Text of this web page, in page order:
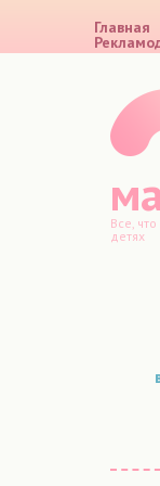
Главная
Все,
детях